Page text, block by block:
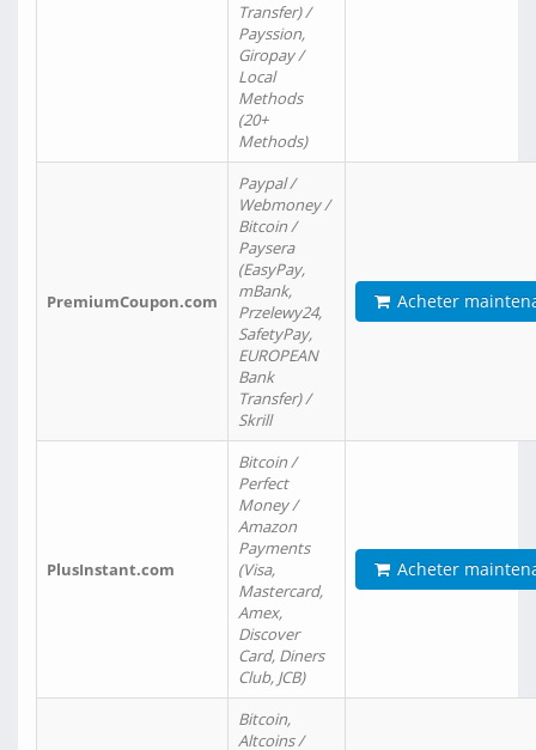
Transfer) /
Payssion,
Giropay /
Local
Methods
(20+
Methods)
PremiumCoupon.com
Paypal /
Webmoney /
Bitcoin /
Paysera
(EasyPay,
mBank,
Przelewy24,
SafetyPay,
EUROPEAN
Bank
Transfer) /
Skrill
Acheter
PlusInstant.com
Bitcoin /
Perfect
Money /
Amazon
Payments
(Visa,
Mastercard,
Amex,
Discover
Card, Diners
Club, JCB)
Acheter
Bitcoin,
Altcoins /